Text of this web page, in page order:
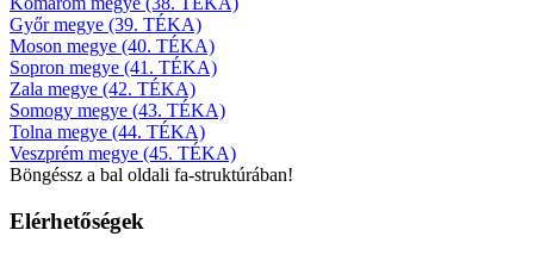
Győr megye (39. TÉKA)
Moson megye (40. TÉKA)
Sopron megye (41. TÉKA)
Zala megye (42. TÉKA)
Somogy megye (43. TÉKA)
Tolna megye (44. TÉKA)
Veszprém megye (45. TÉKA)
Böngéssz a bal oldali fa-struktúrában!
Elérhetőségek